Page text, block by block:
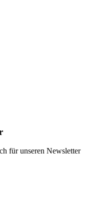
für unseren Newsletter